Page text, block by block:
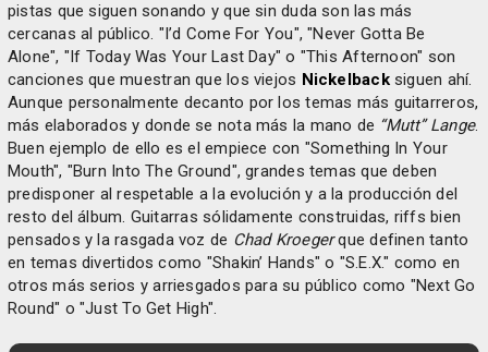
pistas que siguen sonando y que sin duda son las más
cercanas al público. "I’d Come For You", "Never Gotta Be
Alone", "If Today Was Your Last Day" o "This Afternoon" son
canciones que muestran que los viejos Nickelbacksiguen ahí.
Aunque personalmente decanto por los temas más guitarreros,
más elaborados y donde se nota más la mano de “Mutt” Lange.
Buen ejemplo de ello es el empiece con "Something In Your
Mouth", "Burn Into The Ground", grandes temas que deben
predisponer al respetable a la evolución y a la producción del
resto del álbum. Guitarras sólidamente construidas, riffs bien
pensados y la rasgada voz de Chad Kroegerque definen tanto
en temas divertidos como "Shakin’ Hands" o "S.E.X." como en
otros más serios y arriesgados para su público como "Next Go
Round" o "Just To Get High".